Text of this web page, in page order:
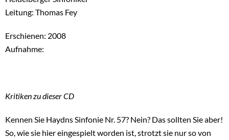
Leitung: Thomas Fey
Erschienen: 2008
Aufnahme:
Kritiken zu dieser CD
Kennen Sie Haydns Sinfonie Nr. 57? Nein? Das sollten Sie aber!
So, wie sie hier eingespielt worden ist, strotzt sie nur so von